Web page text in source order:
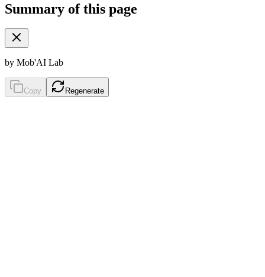
Summary of this page
by Mob'AI Lab
Copy Regenerate